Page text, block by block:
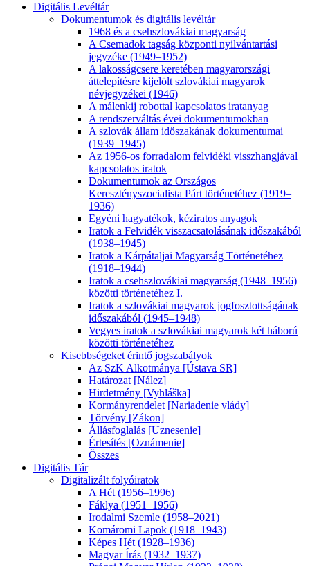
Digitális Levéltár
Dokumentumok és digitális levéltár
1968 és a csehszlovákiai magyarság
A Csemadok tagság központi nyilvántartási
jegyzéke (1949–1952)
A lakosságcsere keretében magyarországi
áttelepítésre kijelölt szlovákiai magyarok
névjegyzékei (1946)
A málenkij robottal kapcsolatos iratanyag
A rendszerváltás évei dokumentumokban
A szlovák állam időszakának dokumentumai
(1939–1945)
Az 1956-os forradalom felvidéki visszhangjával
kapcsolatos iratok
Dokumentumok az Országos
Keresztényszocialista Párt történetéhez (1919–
1936)
Egyéni hagyatékok, kéziratos anyagok
Iratok a Felvidék visszacsatolásának időszakából
(1938–1945)
Iratok a Kárpátaljai Magyarság Történetéhez
(1918–1944)
Iratok a csehszlovákiai magyarság (1948–1956)
közötti történetéhez I.
Iratok a szlovákiai magyarok jogfosztottságának
időszakából (1945–1948)
Vegyes iratok a szlovákiai magyarok két háború
közötti történetéhez
Kisebbségeket érintő jogszabályok
Az SzK Alkotmánya [Ústava SR]
Határozat [Nález]
Hirdetmény [Vyhláška]
Kormányrendelet [Nariadenie vlády]
Törvény [Zákon]
Állásfoglalás [Uznesenie]
Értesítés [Oznámenie]
Összes
Digitális Tár
Digitalizált folyóiratok
A Hét (1956–1996)
Fáklya (1951–1956)
Irodalmi Szemle (1958–2021)
Komáromi Lapok (1918–1943)
Képes Hét (1928–1936)
Magyar Írás (1932–1937)